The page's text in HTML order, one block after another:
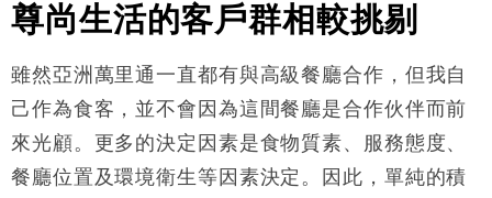
尊尚生活的客戶群相較挑剔
雖然亞洲萬里通一直都有與高級餐廳合作，但我自
己作為食客，並不會因為這間餐廳是合作伙伴而前
來光顧。更多的決定因素是食物質素、服務態度、
餐廳位置及環境衛生等因素決定。因此，單純的積